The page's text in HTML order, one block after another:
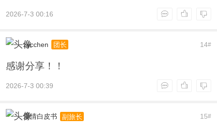
2026-7-3 00:16
14#
zycchen 团长
感谢分享！！
2026-7-3 00:39
15#
爱情白皮书 副旅长